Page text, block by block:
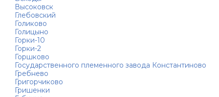
Высоковск
Глебовский
Голиково
Голицыно
Горки-10
Горки-2
Горшково
Государственного племенного завода Константиново
Гребнево
Григорчиково
Гришенки